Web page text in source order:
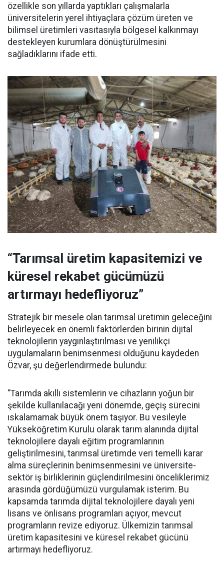
özellikle son yıllarda yaptıkları çalışmalarla
üniversitelerin yerel ihtiyaçlara çözüm üreten ve
bilimsel üretimleri vasıtasıyla bölgesel kalkınmayı
destekleyen kurumlara dönüştürülmesini
sağladıklarını ifade etti.
“Tarımsal üretim kapasitemizi ve
küresel rekabet gücümüzü
artırmayı hedefliyoruz”
Stratejik bir mesele olan tarımsal üretimin geleceğini
belirleyecek en önemli faktörlerden birinin dijital
teknolojilerin yaygınlaştırılması ve yenilikçi
uygulamaların benimsenmesi olduğunu kaydeden
Özvar, şu değerlendirmede bulundu:
“Tarımda akıllı sistemlerin ve cihazların yoğun bir
şekilde kullanılacağı yeni dönemde, geçiş sürecini
ıskalamamak büyük önem taşıyor. Bu vesileyle
Yükseköğretim Kurulu olarak tarım alanında dijital
teknolojilere dayalı eğitim programlarının
geliştirilmesini, tarımsal üretimde veri temelli karar
alma süreçlerinin benimsenmesini ve üniversite-
sektör iş birliklerinin güçlendirilmesini önceliklerimiz
arasında gördüğümüzü vurgulamak isterim. Bu
kapsamda tarımda dijital teknolojilere dayalı yeni
lisans ve önlisans programları açıyor, mevcut
programların revize ediyoruz. Ülkemizin tarımsal
üretim kapasitesini ve küresel rekabet gücünü
artırmayı hedefliyoruz.